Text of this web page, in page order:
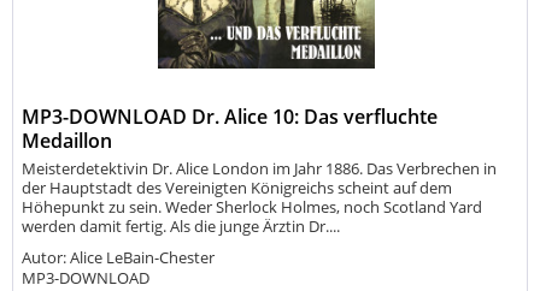
MP3-DOWNLOAD Dr. Alice 10: Das verfluchte
Medaillon
Meisterdetektivin Dr. Alice London im Jahr 1886. Das Verbrechen in
der Hauptstadt des Vereinigten Königreichs scheint auf dem
Höhepunkt zu sein. Weder Sherlock Holmes, noch Scotland Yard
werden damit fertig. Als die junge Ärztin Dr....
Autor: Alice LeBain-Chester
MP3-DOWNLOAD